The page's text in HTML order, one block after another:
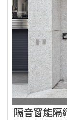
隔音窗能隔